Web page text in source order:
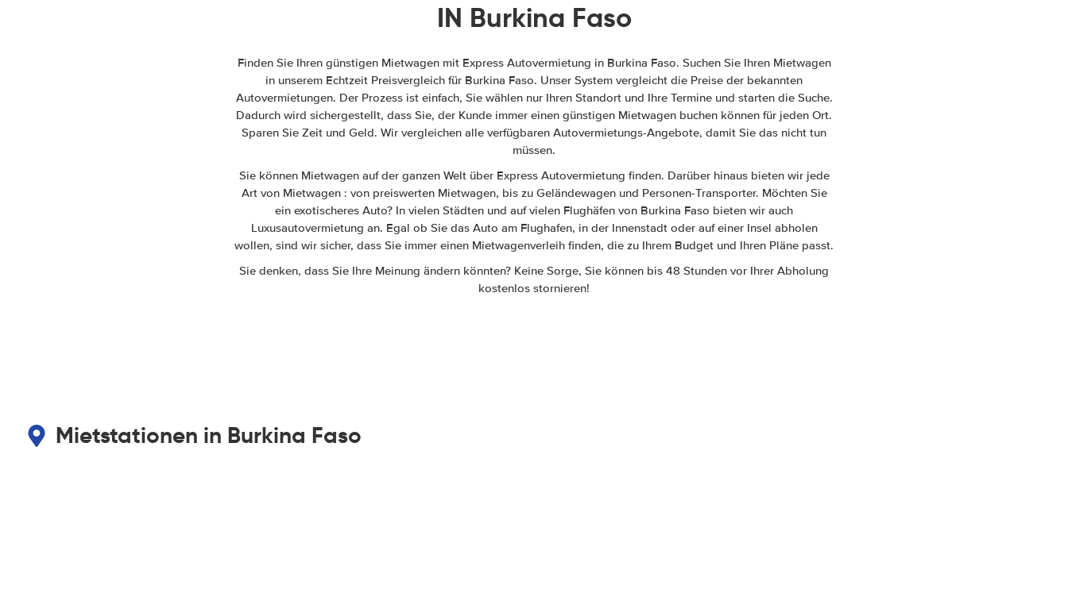
IN Burkina Faso
Finden Sie Ihren günstigen Mietwagen mit Express Autovermietung in Burkina Faso. Suchen Sie Ihren Mietwagen
in unserem Echtzeit Preisvergleich für Burkina Faso. Unser System vergleicht die Preise der bekannten
Autovermietungen. Der Prozess ist einfach, Sie wählen nur Ihren Standort und Ihre Termine und starten die Suche.
Dadurch wird sichergestellt, dass Sie, der Kunde immer einen günstigen Mietwagen buchen können für jeden Ort.
Sparen Sie Zeit und Geld. Wir vergleichen alle verfügbaren Autovermietungs-Angebote, damit Sie das nicht tun
müssen.
Sie können Mietwagen auf der ganzen Welt über Express Autovermietung finden. Darüber hinaus bieten wir jede
Art von Mietwagen : von preiswerten Mietwagen, bis zu Geländewagen und Personen-Transporter. Möchten Sie
ein exotischeres Auto? In vielen Städten und auf vielen Flughäfen von Burkina Faso bieten wir auch
Luxusautovermietung an. Egal ob Sie das Auto am Flughafen, in der Innenstadt oder auf einer Insel abholen
wollen, sind wir sicher, dass Sie immer einen Mietwagenverleih finden, die zu Ihrem Budget und Ihren Pläne passt.
Sie denken, dass Sie Ihre Meinung ändern könnten? Keine Sorge, Sie können bis 48 Stunden vor Ihrer Abholung
kostenlos stornieren!
Mietstationen in Burkina Faso